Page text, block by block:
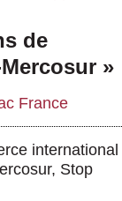
de
»
France
international
Stop